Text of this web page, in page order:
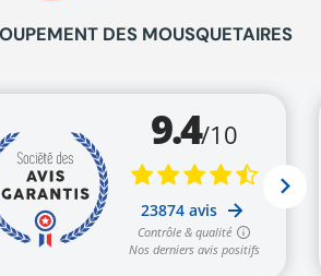
DES MOUSQUETAIRES